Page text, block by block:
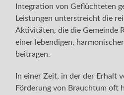
Integration von Geflüchteten
Leistungen unterstreicht die
Aktivitäten, die die Gemeinde
einer lebendigen,
beitragen.
In einer Zeit, in der der Erhalt
Förderung von Brauchtum oft